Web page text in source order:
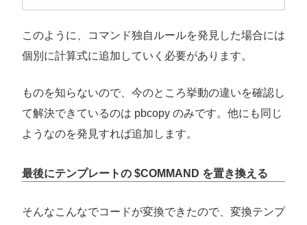
このように、コマンド独自ルールを発見した場合には
個別に計算式に追加していく必要があります。
ものを知らないので、今のところ挙動の違いを確認し
て解決できているのは pbcopy のみです。他にも同じ
ようなのを発見すれば追加します。
最後にテンプレートの $COMMAND を置き換える
そんなこんなでコードが変換できたので、変換テンプ